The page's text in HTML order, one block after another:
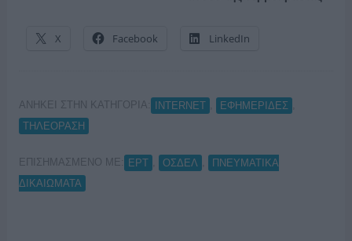
X Facebook LinkedIn
ΑΝΗΚΕΙ ΣΤΗΝ ΚΑΤΗΓΟΡΙΑ: INTERNET ΕΦΗΜΕΡΙΔΕΣ
ΤΗΛΕΟΡΑΣΗ
ΕΠΙΣΗΜΑΣΜΕΝΟ ΜΕ: ΕΡΤ ΟΣΔΕΛ
ΠΝΕΥΜΑΤΙΚΑ
ΔΙΚΑΙΩΜΑΤΑ